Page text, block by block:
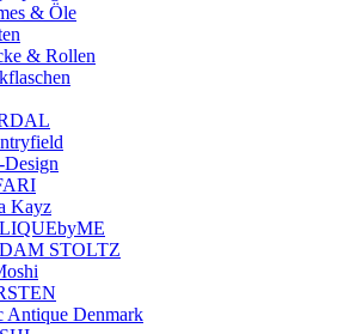
& Öle
& Rollen
Kayz
STOLTZ
Antique Denmark